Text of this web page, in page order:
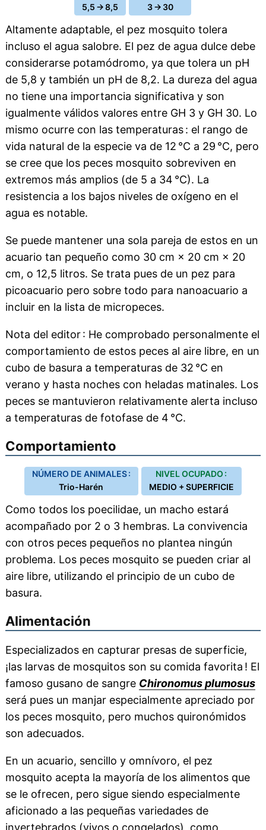
5,5 → 8,5
3 → 30
Altamente adaptable, el pez mosquito tolera
incluso el agua salobre. El pez de agua dulce debe
considerarse potamódromo, ya que tolera un pH
de 5,8 y también un pH de 8,2. La dureza del agua
no tiene una importancia significativa y son
igualmente válidos valores entre GH 3 y GH 30. Lo
mismo ocurre con las temperaturas : el rango de
vida natural de la especie va de 12 °C a 29 °C, pero
se cree que los peces mosquito sobreviven en
extremos más amplios (de 5 a 34 °C). La
resistencia a los bajos niveles de oxígeno en el
agua es notable.
Se puede mantener una sola pareja de estos en un
acuario tan pequeño como 30 cm × 20 cm × 20
cm, o 12,5 litros. Se trata pues de un pez para
picoacuario pero sobre todo para nanoacuario a
incluir en la lista de micropeces.
Nota del editor : He comprobado personalmente el
comportamiento de estos peces al aire libre, en un
cubo de basura a temperaturas de 32 °C en
verano y hasta noches con heladas matinales. Los
peces se mantuvieron relativamente alerta incluso
a temperaturas de fotofase de 4 °C.
Comportamiento
NÚMERO DE ANIMALES :
Trio-Harén
NIVEL OCUPADO :
MEDIO + SUPERFICIE
Como todos los poecilidae, un macho estará
acompañado por 2 o 3 hembras. La convivencia
con otros peces pequeños no plantea ningún
problema. Los peces mosquito se pueden criar al
aire libre, utilizando el principio de un cubo de
basura.
Alimentación
Especializados en capturar presas de superficie,
¡las larvas de mosquitos son su comida favorita ! El
famoso gusano de sangre Chironomus plumosus
será pues un manjar especialmente apreciado por
los peces mosquito, pero muchos quironómidos
son adecuados.
En un acuario, sencillo y omnívoro, el pez
mosquito acepta la mayoría de los alimentos que
se le ofrecen, pero sigue siendo especialmente
aficionado a las pequeñas variedades de
invertebrados (vivos o congelados), como